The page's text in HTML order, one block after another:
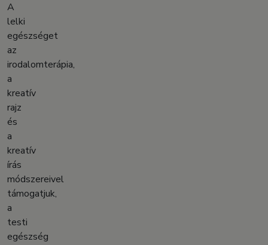
A
lelki
egészséget
az
irodalomterápia,
a
kreatív
rajz
és
a
kreatív
írás
módszereivel
támogatjuk,
a
testi
egészség